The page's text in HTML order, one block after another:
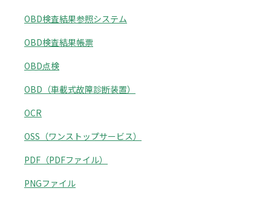
OBD検査結果参照システム
OBD検査結果帳票
OBD点検
OBD（車載式故障診断装置）
OCR
OSS（ワンストップサービス）
PDF（PDFファイル）
PNGファイル